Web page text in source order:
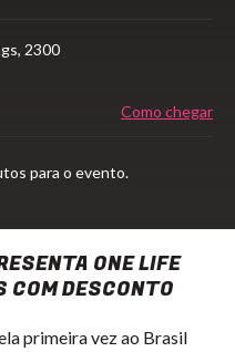
2300
Como chegar
para o evento.
ONE LIFE
COM DESCONTO
primeira vez ao Brasil